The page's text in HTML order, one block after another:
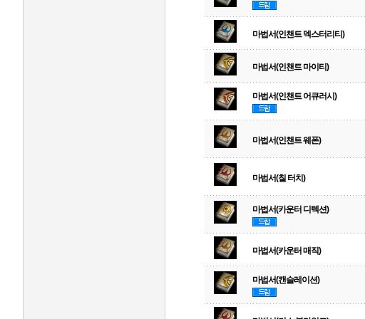
마법서(인챈트 덱스터리티)
마법서(인챈트 마이티)
마법서(인챈트 어큐러시)
마법서(인챈트 웨폰)
마법서(칠 터치)
마법서(카운터 디텍션)
마법서(카운터 매직)
마법서(캔슬레이션)